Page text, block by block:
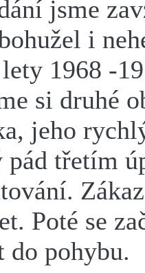
jsme
i
1968 -
si druhé
jeho
třetím
Poté se
do pohybu.